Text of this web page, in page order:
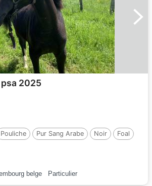
2025
Pouliche Pur Sang Arabe Noir Foal
belge Particulier